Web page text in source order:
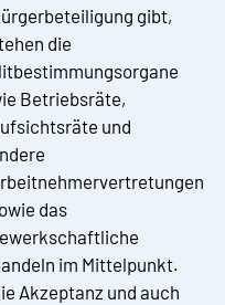
gibt,
die
Betriebsräte,
und
das
im Mittelpunkt.
Akzeptanz und auch